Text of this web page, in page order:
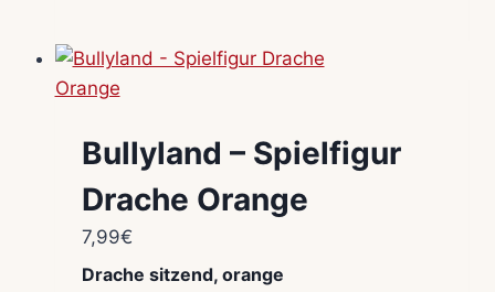
Bullyland – Spielfigur
Drache Orange
7,99€
Drache sitzend, orange